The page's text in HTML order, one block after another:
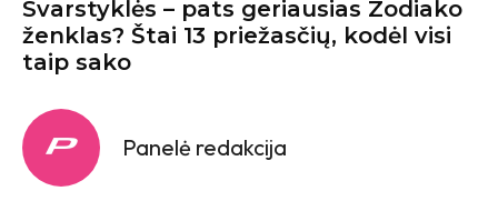
Svarstyklės – pats geriausias Zodiako
ženklas? Štai 13 priežasčių, kodėl visi
taip sako
Panelė redakcija